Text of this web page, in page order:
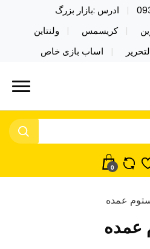
ادرس :بازار بزرگ
کریسمس
ولنتاین
اساب بازی خاص
لوازم هالووین
کریسمس اکسسوری
اسباب بازی تراول ماگ نایکر
ولن تاین کادویی
واردات مستقیم
0
عمده
عمده